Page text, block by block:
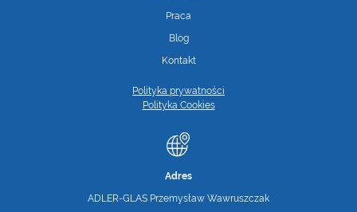
Praca
Blog
Kontakt
Polityka prywatności
Polityka Cookies
Adres
ADLER-GLAS Przemysław Wawruszczak